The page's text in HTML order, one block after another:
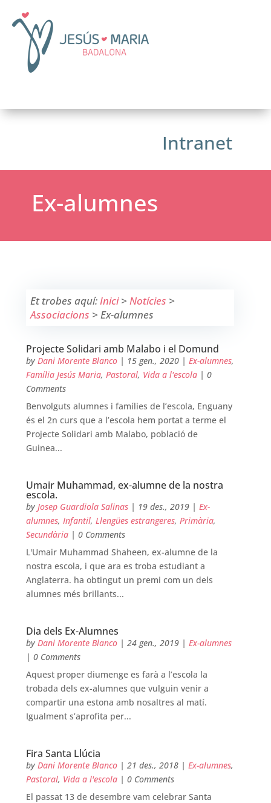
Intranet
Ex-alumnes
Et trobes aquí:Inici> Notícies >
Associacions > Ex-alumnes
Projecte Solidari amb Malabo i el Domund
by Dani Morente Blanco | 15 gen., 2020 | Ex-alumnes,
Família Jesús Maria, Pastoral, Vida a l'escola | 0
Comments
Benvolguts alumnes i famílies de l’escola, Enguany
és el 2n curs que a l’escola hem portat a terme el
Projecte Solidari amb Malabo, població de
Guinea...
Umair Muhammad, ex-alumne de la nostra
escola.
by Josep Guardiola Salinas | 19 des., 2019 | Ex-
alumnes, Infantil, Llengües estrangeres, Primària,
Secundària | 0 Comments
L'Umair Muhammad Shaheen, ex-alumne de la
nostra escola, i que ara es troba estudiant a
Anglaterra. ha obtingut un premi com un dels
alumnes més brillants...
Dia dels Ex-Alumnes
by Dani Morente Blanco | 24 gen., 2019 | Ex-alumnes
| 0 Comments
Aquest proper diumenge es farà a l’escola la
trobada dels ex-alumnes que vulguin venir a
compartir una estona amb nosaltres al matí.
Igualment s’aprofita per...
Fira Santa Llúcia
by Dani Morente Blanco | 21 des., 2018 | Ex-alumnes,
Pastoral, Vida a l'escola | 0 Comments
El passat 13 de desembre vam celebrar Santa